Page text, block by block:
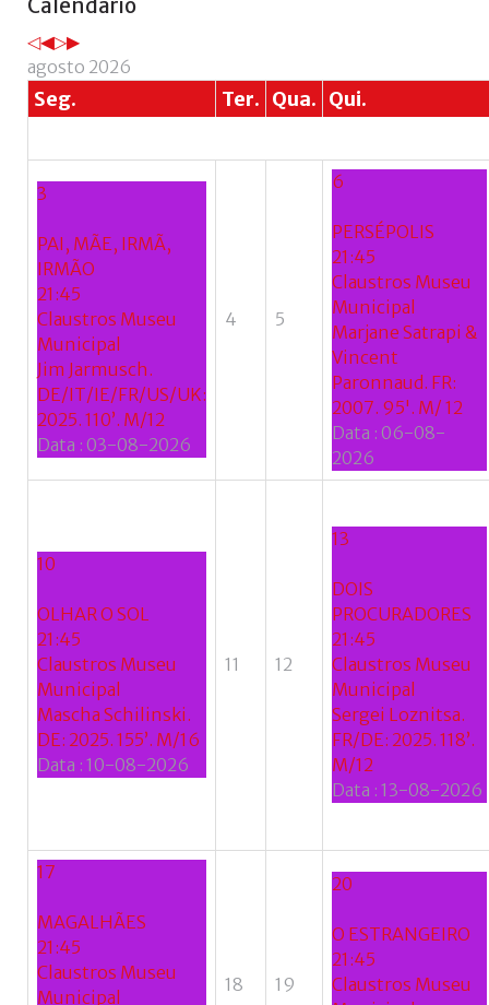
Calendário
anterior
anterior
anomês
agosto 2026
Seg. Ter. Qua. Qui.
3
PAI, MÃE, IRMÃ,
IRMÃO
21:45
Claustros Museu
Municipal
Jim Jarmusch.
DE/IT/IE/FR/US/UK:
2025. 110’. M/12
Data : 03-08-2026
4 5
6
PERSÉPOLIS
21:45
Claustros Museu
Municipal
Marjane Satrapi &
Vincent
Paronnaud. FR:
2007. 95'. M/ 12
Data : 06-08-
2026
10
OLHAR O SOL
21:45
Claustros Museu
Municipal
Mascha Schilinski.
DE: 2025. 155’. M/16
Data : 10-08-2026
11 12
13
DOIS
PROCURADORES
21:45
Claustros Museu
Municipal
Sergei Loznitsa.
FR/DE: 2025. 118’.
M/12
Data : 13-08-2026
17
MAGALHÃES
21:45
Claustros Museu
Municipal
18 19
20
O ESTRANGEIRO
21:45
Claustros Museu